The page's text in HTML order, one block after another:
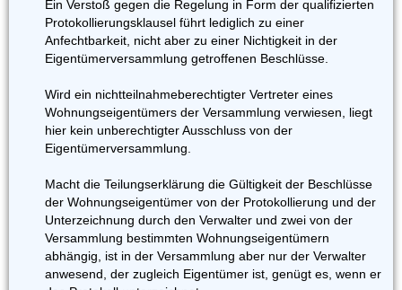
Ein Verstoß gegen die Regelung in Form der qualifizierten
Protokollierungsklausel führt lediglich zu einer
Anfechtbarkeit, nicht aber zu einer Nichtigkeit in der
Eigentümerversammlung getroffenen Beschlüsse.
Wird ein nichtteilnahmeberechtigter Vertreter eines
Wohnungseigentümers der Versammlung verwiesen, liegt
hier kein unberechtigter Ausschluss von der
Eigentümerversammlung.
Macht die Teilungserklärung die Gültigkeit der Beschlüsse
der Wohnungseigentümer von der Protokollierung und der
Unterzeichnung durch den Verwalter und zwei von der
Versammlung bestimmten Wohnungseigentümern
abhängig, ist in der Versammlung aber nur der Verwalter
anwesend, der zugleich Eigentümer ist, genügt es, wenn er